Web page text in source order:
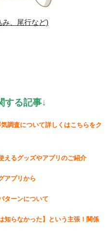
み、尾行など)
する記事↓
調査について詳しくはこちらをク
えるグッズやアプリのご紹介
アプリから
ターンについて
知らなかった】という主張！関係